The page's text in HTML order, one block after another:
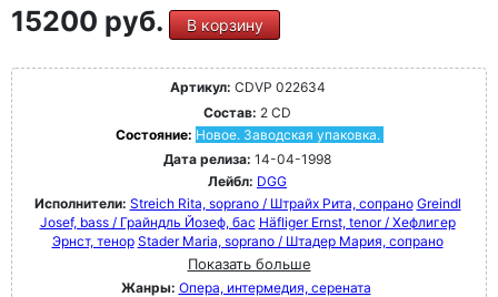
15200 руб. В корзину
Артикул: CDVP 022634
Состав: 2 CD
Состояние: Новое. Заводская упаковка.
Дата релиза: 14-04-1998
Лейбл: DGG
Исполнители: Streich Rita, soprano / Штрайх Рита, сопрано Greindl
Josef, bass / Грайндль Йозеф, бас Häfliger Ernst, tenor / Хефлигер
Эрнст, тенор Stader Maria, soprano / Штадер Мария, сопрано
Показать больше
Жанры: Опера, интермедия, серената